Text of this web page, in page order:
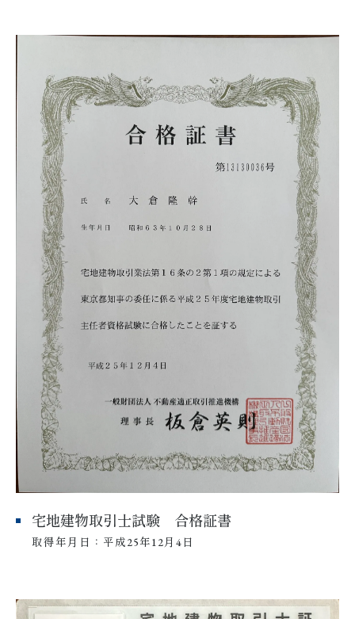
宅地建物取引士試験 合格証書
取得年月日：平成25年12月4日